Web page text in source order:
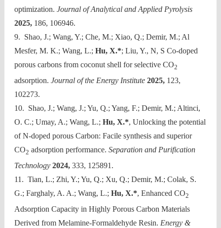
optimization. Journal of Analytical and Applied Pyrolysis
2025,186, 106946.
9. Shao, J.; Wang, Y.; Che, M.; Xiao, Q.; Demir, M.; Al
Mesfer, M. K.; Wang, L.; Hu, X.*; Liu, Y., N, S Co-doped
porous carbons from coconut shell for selective CO2
adsorption. Journal of the Energy Institute 2025,123,
102273.
10. Shao, J.; Wang, J.; Yu, Q.; Yang, F.; Demir, M.; Altinci,
O. C.; Umay, A.; Wang, L.; Hu, X.*, Unlocking the potential
of N-doped porous Carbon: Facile synthesis and superior
CO2 adsorption performance. Separation and Purification
Technology 2024,333, 125891.
11. Tian, L.; Zhi, Y.; Yu, Q.; Xu, Q.; Demir, M.; Colak, S.
G.; Farghaly, A. A.; Wang, L.; Hu, X.*, Enhanced CO2
Adsorption Capacity in Highly Porous Carbon Materials
Derived from Melamine-Formaldehyde Resin. Energy &